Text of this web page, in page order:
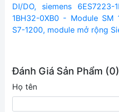
DI/DO, siemens 6ES7223-
1BH32-0XB0 - Module SM
S7-1200, module mở rộng
Đánh Giá Sản Phẩm (0)
Họ tên